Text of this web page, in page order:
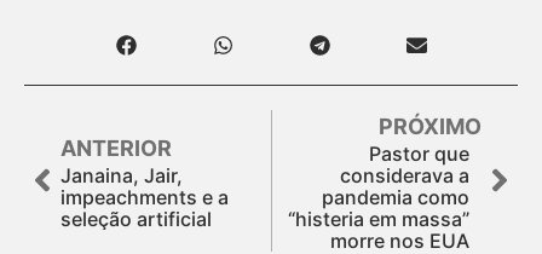
ANTERIOR
Janaina, Jair,
impeachments e a
seleção artificial
PRÓXIMO
Pastor que
considerava a
pandemia como
“histeria em massa”
morre nos EUA